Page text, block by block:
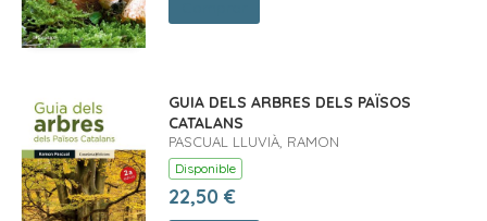
GUIA DELS ARBRES DELS PAÏSOS
CATALANS
PASCUAL LLUVIÀ, RAMON
Disponible
22,50 €